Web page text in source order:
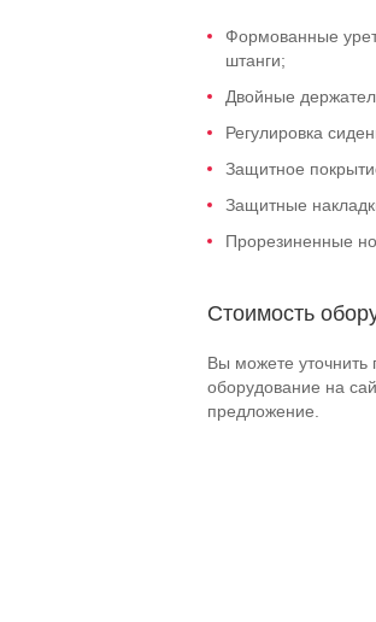
Формованные
штанги;
Двойные
Регулировка
Защитное
Защитные
Прорезиненные
Стоимость
Вы можете
оборудование на
предложение.